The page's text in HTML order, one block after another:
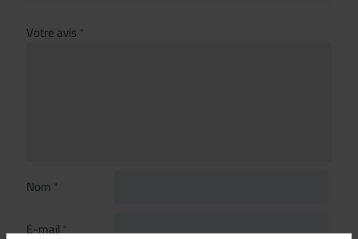
Votre avis *
Nom *
E-mail*